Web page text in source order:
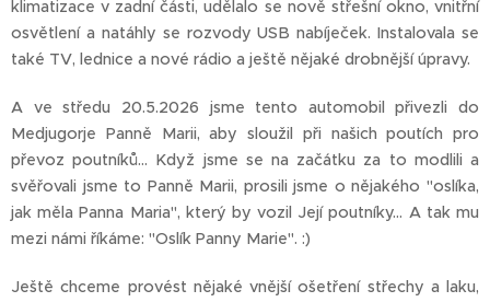
klimatizace v zadní části, udělalo se nově střešní okno, vnitřní
osvětlení a natáhly se rozvody USB nabíječek. Instalovala se
také TV, lednice a nové rádio a ještě nějaké drobnější úpravy.
A ve středu 20.5.2026 jsme tento automobil přivezli do
Medjugorje Panně Marii, aby sloužil při našich poutích pro
převoz poutníků... Když jsme se na začátku za to modlili a
svěřovali jsme to Panně Marii, prosili jsme o nějakého "oslíka,
jak měla Panna Maria", který by vozil Její poutníky... A tak mu
mezi námi říkáme: "Oslík Panny Marie". :)
Ještě chceme provést nějaké vnější ošetření střechy a laku,